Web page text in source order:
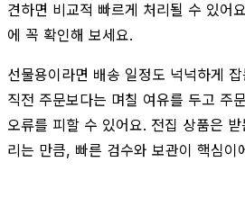
견하면 비교적 빠르게 처리될 수 있어
에 꼭 확인해 보세요.
선물용이라면 배송 일정도 넉넉하게
직전 주문보다는 며칠 여유를 두고 주
오류를 피할 수 있어요. 전집 상품은
리는 만큼, 빠른 검수와 보관이 핵심이